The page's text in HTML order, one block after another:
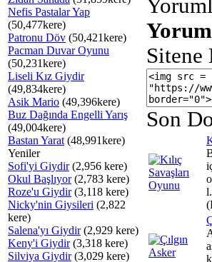
Nefis Pastalar Yap
(50,477kere)
Patronu Döv (50,421kere)
Pacman Duvar Oyunu
(50,231kere)
Liseli Kız Giydir
(49,834kere)
Asik Mario (49,396kere)
Buz Dağında Engelli Yarış
(49,004kere)
Bastan Yarat (48,991kere)
Yeniler
Sofi'yi Giydir(2,956 kere)
Okul Başlıyor(2,783 kere)
Roze'u Giydir(3,118 kere)
Nicky'nin Giysileri (2,822
kere)
Salena'yı Giydir(2,929 kere)
Keny'i Giydir(3,318 kere)
Silviya Giydir(3,029 kere)
Sitene
Son